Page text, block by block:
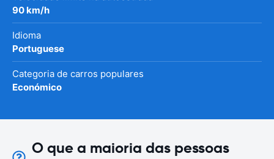
90 km/h
Idioma
Portuguese
Categoria de carros populares
Económico
O que a maioria das pessoas